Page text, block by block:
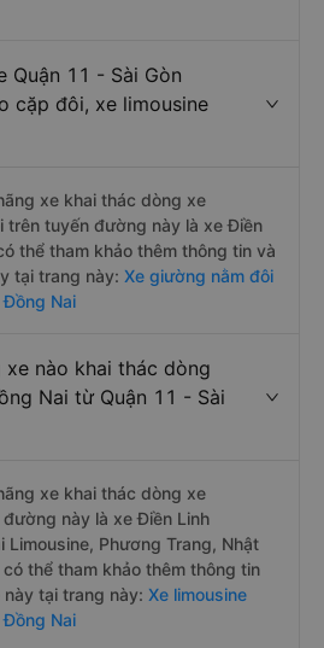
Quận 11 - Sài Gòn
cặp đôi, xe limousine
xe khai thác dòng xe
trên tuyến đường này là xe Điền
thể tham khảo thêm thông tin và
tại trang này: Xe giường nằm đôi
Đồng Nai
xe nào khai thác dòng
Nai từ Quận 11 - Sài
xe khai thác dòng xe
này là xe Điền Linh
Limousine, Phương Trang, Nhật
thể tham khảo thêm thông tin
tại trang này: Xe limousine
Đồng Nai